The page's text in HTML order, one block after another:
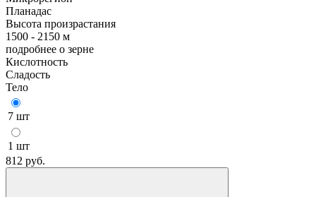
Планадас
Высота произрастания
1500 - 2150 м
подробнее о зерне
Кислотность
Сладость
Тело
7 шт
1 шт
812 руб.